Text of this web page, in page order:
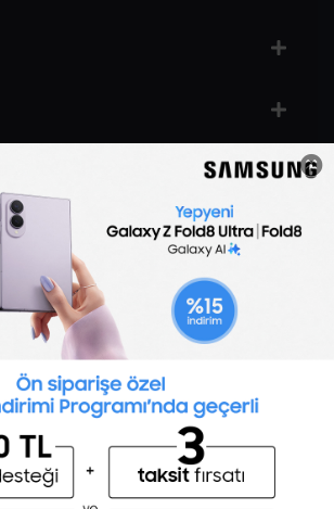
Kaynakları Danışmanlığı Limited Şirketi Özel İstihdam Bürosu
/ 11 / 2027 tarihleri arasında faaliyette bulunmak üzere, Türkiye İş
tarih ve 16998526 sayılı karar uyarınca 1251 nolu belge ile faaliyet